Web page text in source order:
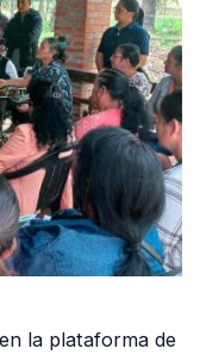
la plataforma de